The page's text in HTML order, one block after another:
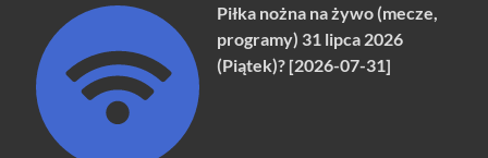
Piłka nożna na żywo (mecze,
programy) 31 lipca 2026
(Piątek)? [2026-07-31]